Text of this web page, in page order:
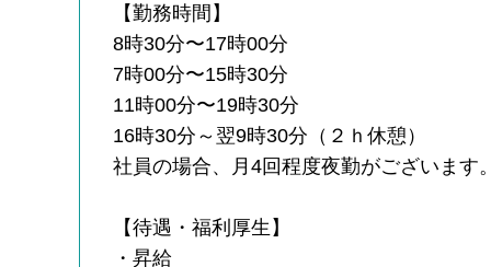
【勤務時間】
8時30分〜17時00分
7時00分〜15時30分
11時00分〜19時30分
16時30分～翌9時30分（２ｈ休憩）
社員の場合、月4回程度夜勤がございます。
【待遇・福利厚生】
・昇給